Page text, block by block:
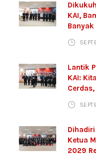
KAI,
Lantik
KAI:
Ketua
2029